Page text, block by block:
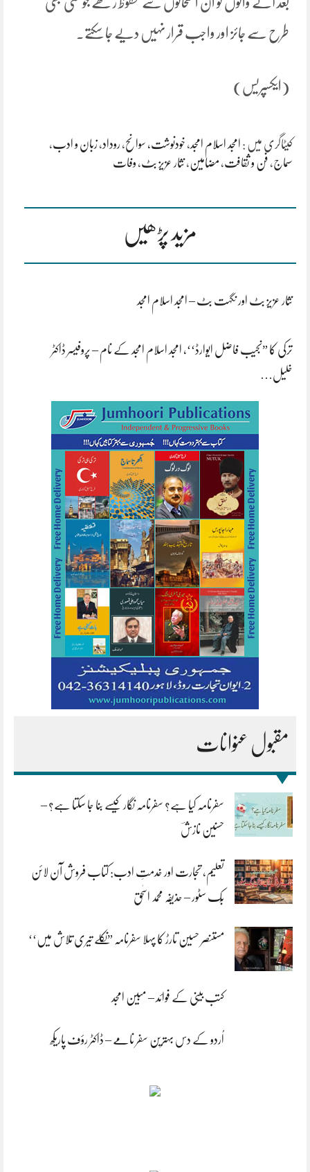
بعد آنے والوں کو ان امتحانوں سے محفوظ رکھے جو کسی بھی
طرح سے جائز اور واجب قرار نہیں دیے جا سکتے۔
(ایکسپریس)
کیٹاگری میں : امجد اسلام امجد، خودنوشت، سوانح، روداد،زبان و ادب،
سماج، فن و ثقافت، مضامین،نثار عزیز بٹ، وفات
مزید پڑھیں
نثار عزیز بٹ اور نگہت بٹ – امجد اسلام امجد
ترکی کا ”نجیب فاضل ایوارڈ‘‘، امجد اسلام امجد کے نام – پروفیسر ڈاکٹر
خلیل…
مقبول عنوانات
سفرنامہ کیا ہے؟ سفرنامہ نگار کیسے بنا جا سکتا ہے؟ –
حسنین نازشؔ
تعلیم، تجارت اور خدمتِ ادب: کتاب فروش آن لائن
بُک سٹور – حذیفہ محمد اسحٰق
مستنصر حسین تارڑ کا پہلا سفرنامہ ”نکلے تیری تلاش میں‘‘
کتب بینی کے فوائد – مبین امجد
اُردو کے دس بہترین سفر نامے – ڈاکٹر رؤف پاریکھ